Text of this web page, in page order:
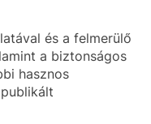
és a felmerülő
a biztonságos
hasznos